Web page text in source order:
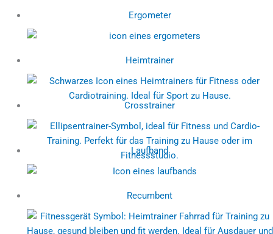
Ergometer
Heimtrainer
Crosstrainer
Laufband
Recumbent